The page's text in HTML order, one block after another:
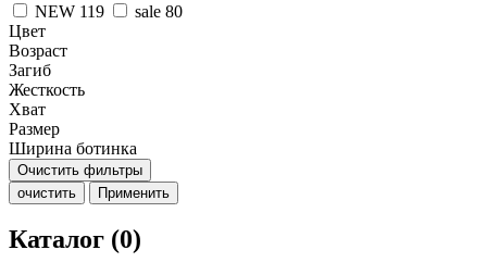
NEW 119 sale 80
Цвет
Возраст
Загиб
Жесткость
Хват
Размер
Ширина ботинка
Очистить фильтры
очистить
Применить
Каталог (0)